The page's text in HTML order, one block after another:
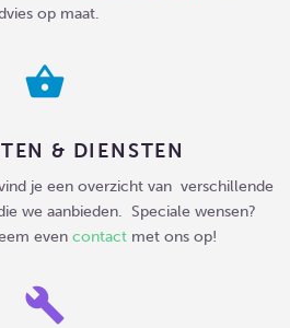
op maat.
shopping_basket
& DIENSTEN
je een overzicht van verschillende
we aanbieden. Speciale wensen?
even contact met ons op!
build